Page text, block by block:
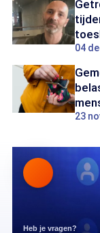
04
23
Heb je vragen?